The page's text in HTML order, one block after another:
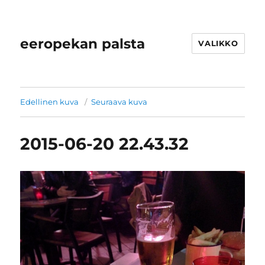
eeropekan palsta VALIKKO
Edellinen kuva Seuraava kuva
2015-06-20 22.43.32